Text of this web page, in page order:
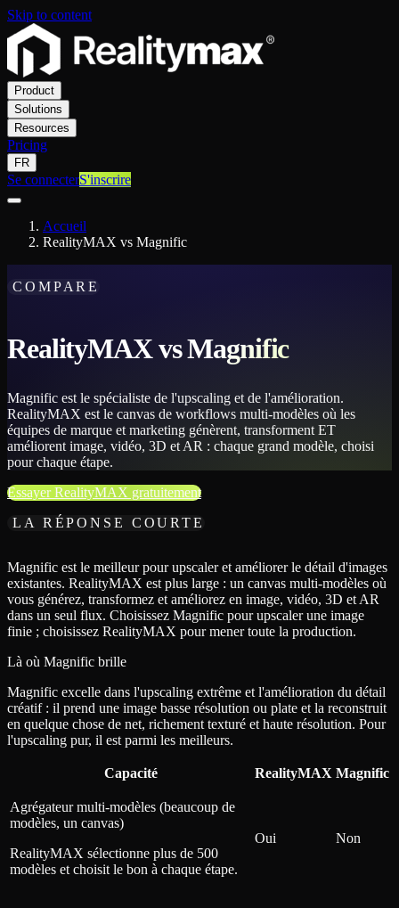
Skip to content
Product
Solutions
Resources
Pricing
FR
Se connecterS'inscrire
Accueil
RealityMAX vs Magnific
COMPARE
RealityMAX vs Magnific
Magnific est le spécialiste de l'upscaling et de l'amélioration.
RealityMAX est le canvas de workflows multi-modèles où les
équipes de marque et marketing génèrent, transforment ET
améliorent image, vidéo, 3D et AR : chaque grand modèle, choisi
pour chaque étape.
Essayer RealityMAX gratuitement
LA RÉPONSE COURTE
Magnific est le meilleur pour upscaler et améliorer le détail d'images
existantes. RealityMAX est plus large : un canvas multi-modèles où
vous générez, transformez et améliorez en image, vidéo, 3D et AR
dans un seul flux. Choisissez Magnific pour upscaler une image
finie ; choisissez RealityMAX pour mener toute la production.
Là où Magnific brille
Magnific excelle dans l'upscaling extrême et l'amélioration du détail
créatif : il prend une image basse résolution ou plate et la reconstruit
en quelque chose de net, richement texturé et haute résolution. Pour
l'upscaling pur, il est parmi les meilleurs.
Capacité RealityMAX Magnific
Agrégateur multi-modèles (beaucoup de
modèles, un canvas)
RealityMAX sélectionne plus de 500
modèles et choisit le bon à chaque étape.
Oui Non